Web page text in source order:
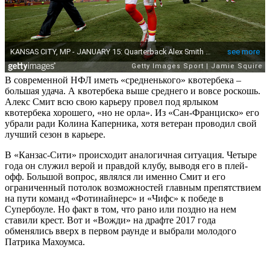
В современной НФЛ иметь «средненького» квотербека –
большая удача. А квотербека выше среднего и вовсе роскошь.
Алекс Смит всю свою карьеру провел под ярлыком
квотербека хорошего, «но не орла». Из «Сан-Франциско» его
убрали ради Колина Каперника, хотя ветеран проводил свой
лучший сезон в карьере.
В «Канзас-Сити» происходит аналогичная ситуация. Четыре
года он служил верой и правдой клубу, выводя его в плей-
офф. Большой вопрос, являлся ли именно Смит и его
ограниченный потолок возможностей главным препятствием
на пути команд «Фотинайнерс» и «Чифс» к победе в
Супербоуле. Но факт в том, что рано или поздно на нем
ставили крест. Вот и «Вожди» на драфте 2017 года
обменялись вверх в первом раунде и выбрали молодого
Патрика Махоумса.